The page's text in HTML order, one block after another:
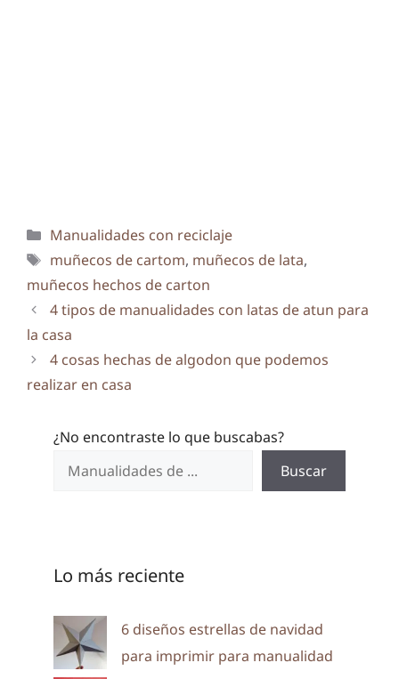
Categorías
Manualidades con reciclaje
Etiquetas
muñecos de cartom, muñecos de lata,
muñecos hechos de carton
4 tipos de manualidades con latas de atun para
la casa
4 cosas hechas de algodon que podemos
realizar en casa
¿No encontraste lo que buscabas?
Buscar
Lo más reciente
6 diseños estrellas de navidad
para imprimir para manualidad